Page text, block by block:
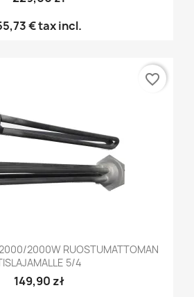
€tax incl.
2000W RUOSTUMATTOMAN
5/4
149,90 zł
favorite_border